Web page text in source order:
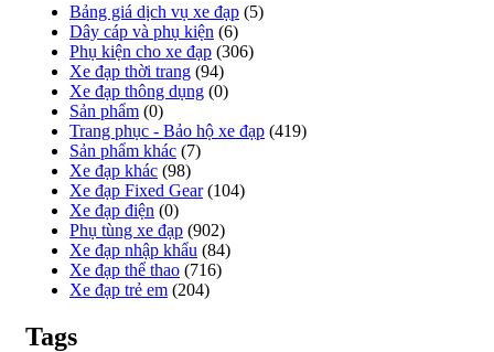
Bảng giá dịch vụ xe đạp (5)
Dây cáp và phụ kiện (6)
Phụ kiện cho xe đạp (306)
Xe đạp thời trang (94)
Xe đạp thông dụng (0)
Sản phẩm (0)
Trang phục - Bảo hộ xe đạp (419)
Sản phẩm khác (7)
Xe đạp khác (98)
Xe đạp Fixed Gear (104)
Xe đạp điện (0)
Phụ tùng xe đạp (902)
Xe đạp nhập khẩu (84)
Xe đạp thể thao (716)
Xe đạp trẻ em (204)
Tags